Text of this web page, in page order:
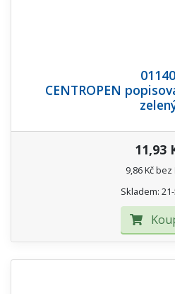
01140
CENTROPEN
11,93
9,86 Kč bez
Skladem: